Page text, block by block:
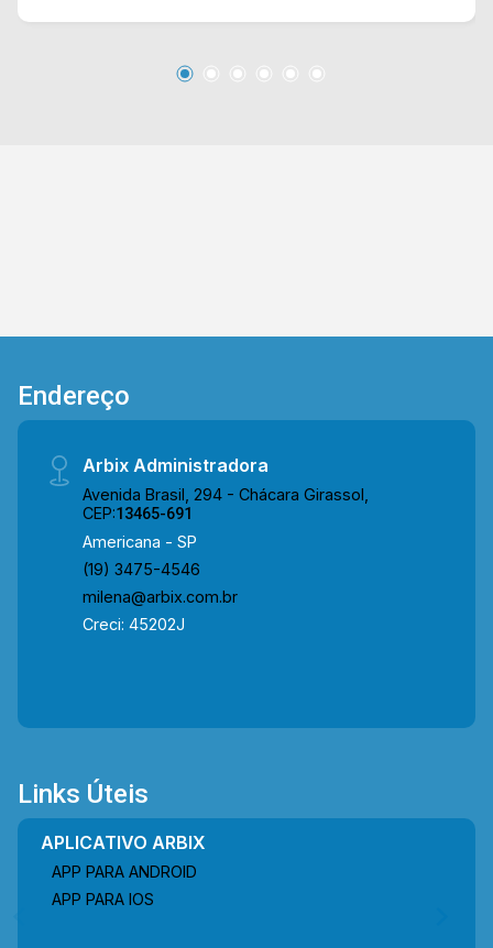
Paschoal Ardito, Av. Antônio Pinto Duarte e Rod.
supermercado São Vicente, Maravilhas do Lar,
Endereço
Arbix Administradora
Avenida Brasil, 294 - Chácara Girassol,
CEP:13465-691
Americana - SP
(19) 3475-4546
milena@arbix.com.br
Creci: 45202J
Links Úteis
APLICATIVO ARBIX
APP PARA ANDROID
APP PARA IOS